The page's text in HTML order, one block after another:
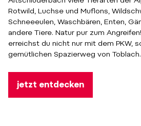
Rotwild, Luchse und Muflons,
Schneeeulen, Waschbären, Enten,
andere Tiere. Natur pur zum
erreichst du nicht nur mit dem PKW,
gemütlichen Spazierweg von Toblach.
jetzt entdecken